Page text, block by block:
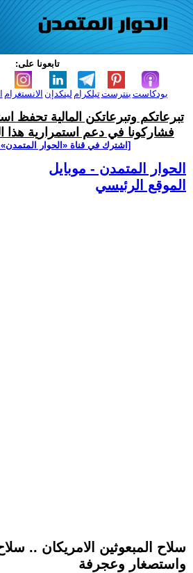
تابعونا على:
الانستغرام لينكدإن تيلكرامبنترست بودكاست
تبرعاتكم وتبرعاتكن المالية تحفظ
فشاركونا في دعم استمرارية هذا
[اشترك في قناة ‫«الحوار
الحوار المتمدن - موبايل
الموقع الرئيسي
سلاح المبعوثين الامريكان ..
واستصغار وعجرفة